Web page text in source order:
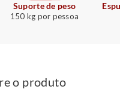
Suporte de peso
150 kg por pessoa
o produto